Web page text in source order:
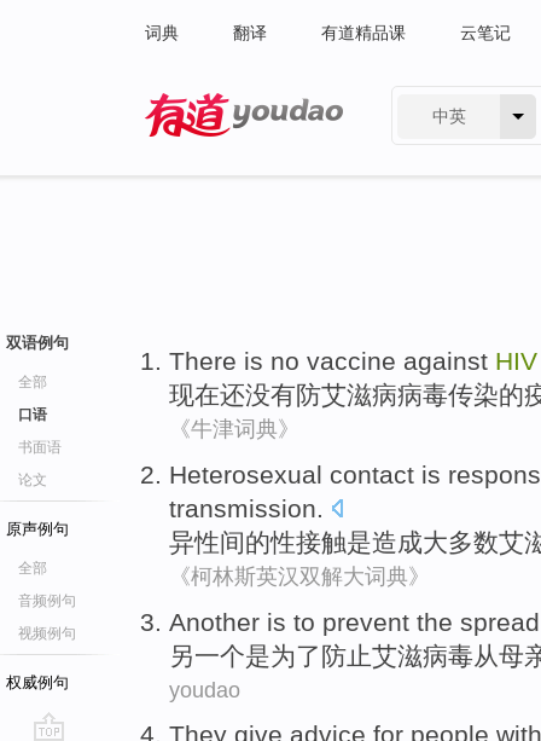
词典 翻译 有道精品课 云笔记
中英
双语例句
全部
口语
书面语
论文
原声例句
全部
音频例句
视频例句
权威例句
There is no vaccine against HIV
现在还没有防艾滋病病毒传染的
《牛津词典》
Heterosexual contact is
transmission.
异性间的性接触是造成大多数艾
《柯林斯英汉双解大词典》
Another is to prevent the spread
另一个是为了 防止艾滋病毒从母
youdao
They give advice for people